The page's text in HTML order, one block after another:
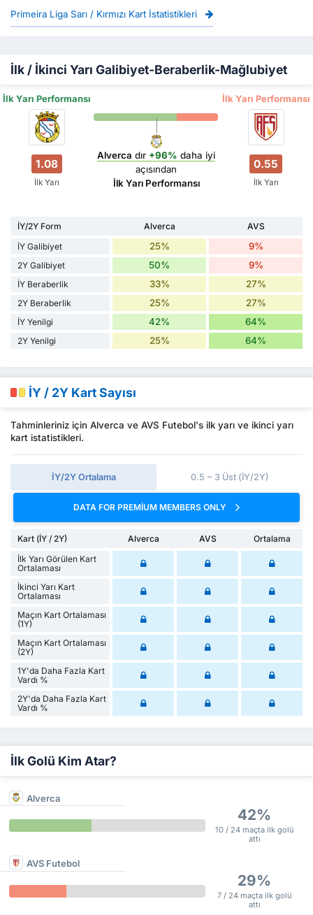
Primeira Liga Sarı / Kırmızı Kart İstatistikleri
İlk / İkinci Yarı Galibiyet-Beraberlik-Mağlubiyet
İlk Yarı Performansı İlk Yarı Performansı
1.08
İlk Yarı
Alverca dır +96% daha iyi
açısından
İlk Yarı Performansı
0.55
İlk Yarı
İY/2Y Form Alverca
AVS
İY Galibiyet
25% 9%
2Y Galibiyet 50% 9%
İY Beraberlik 33% 27%
2Y Beraberlik 25% 27%
İY Yenilgi 42% 64%
2Y Yenilgi 25% 64%
İY / 2Y Kart Sayısı
Tahminleriniz için Alverca ve AVS Futebol's ilk yarı ve ikinci yarı
kart istatistikleri.
İY/2Y Ortalama 0.5 ~ 3 Üst (İY/2Y)
DATA FOR PREMIUM MEMBERS ONLY
Kart (İY / 2Y) Alverca AVS
Ortalama
İlk Yarı Görülen Kart
Ortalaması
İkinci Yarı Kart
Ortalaması
Maçın Kart Ortalaması
(1Y)
Maçın Kart Ortalaması
(2Y)
1Y'da Daha Fazla Kart
Vardı %
2Y'da Daha Fazla Kart
Vardı %
İlk Golü Kim Atar?
Alverca
42%
10 / 24 maçta ilk golü
attı
AVS Futebol
29%
7 / 24 maçta ilk golü
attı